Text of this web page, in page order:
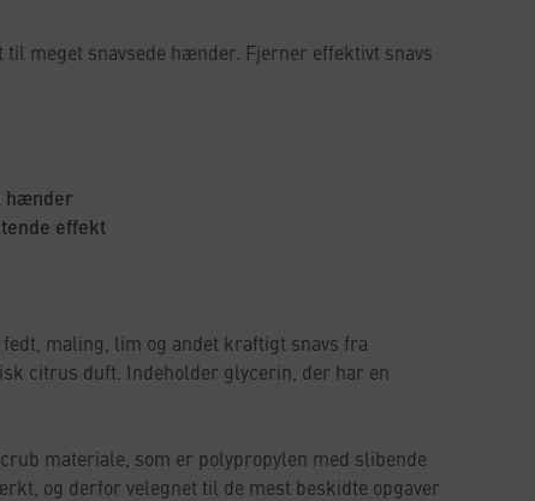
meget snavsede hænder. Fjerner effektivt snavs
hænder
effekt
maling, lim og andet kraftigt snavs fra
citrus duft. Indeholder glycerin, der har en
materiale, som er polypropylen med slibende
og derfor velegnet til de mest beskidte opgaver